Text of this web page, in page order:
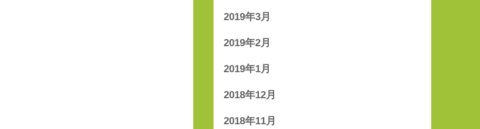
2019年3月
2019年2月
2019年1月
2018年12月
2018年11月